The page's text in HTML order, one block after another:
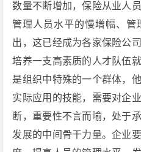
数量不断增加，保险从业人
管理人员水平的慢增幅、管
出，这已经成为各家保险公
培养一支高素质的人才队伍
是组织中特殊的一个群体，
实际应用的技能，需要对企
断，重要性不言而喻，处于
发展的中间骨干力量。企业